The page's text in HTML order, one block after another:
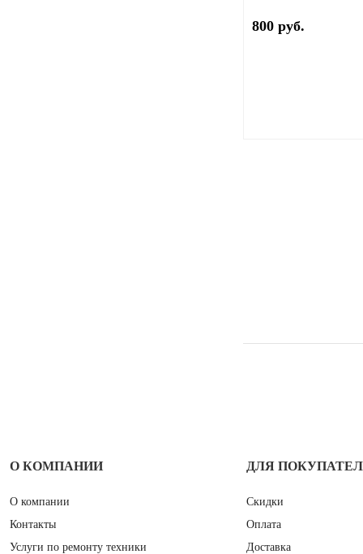
800 руб.
О КОМПАНИИ
О компании
Контакты
Услуги по ремонту техники
ДЛЯ
Скидки
Оплата
Доставка